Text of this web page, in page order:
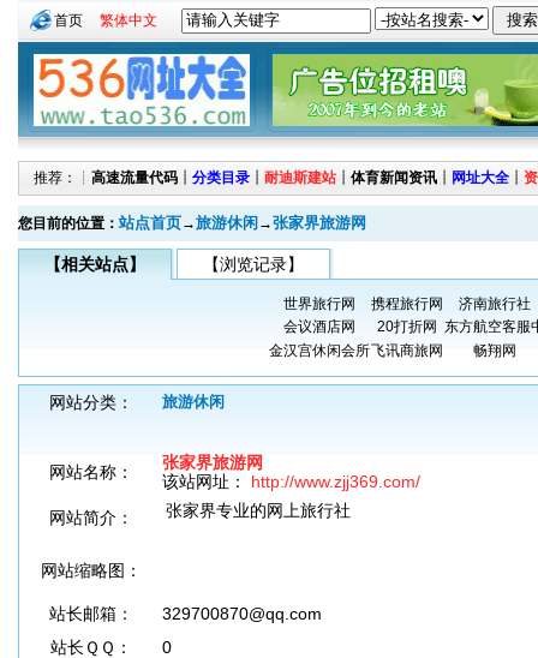
首页 繁体中文
推荐：┊ 高速流量代码 ┊ 分类目录 ┊ 耐迪斯建站 ┊ 体育新闻资讯 ┊ 网址大全 ┊
您目前的位置： 站点首页→旅游休闲 →张家界旅游网
【相关站点】 【浏览记录】
世界旅行网 携程旅行网
济南旅行社
会议酒店网
20打折网 东方航空客服
金汉宫休闲会所飞讯商旅网 畅翔网
网站分类： 旅游休闲
网站名称：
张家界旅游网
该站网址： http://www.zjj369.com/
网站简介：
张家界专业的网上旅行社
网站缩略图：
站长邮箱：
329700870@qq.com
站长ＱＱ：
0